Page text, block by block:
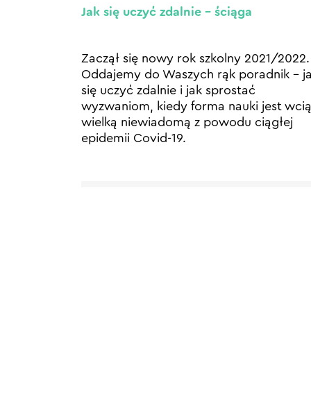
Jak się uczyć zdalnie – ściąga
Zaczął się nowy rok szkolny 2021/2022.
Oddajemy do Waszych rąk poradnik –
się uczyć zdalnie i jak sprostać
wyzwaniom, kiedy forma nauki jest
wielką niewiadomą z powodu ciągłej
epidemii Covid-19.